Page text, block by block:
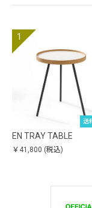
送
EN TRAY TABLE
￥41,800 (税込)